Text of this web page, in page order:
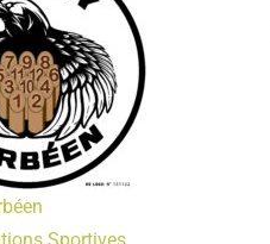
Sportives